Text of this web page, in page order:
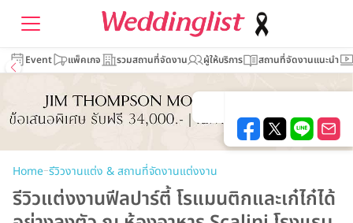
Event แพ็คเกจ รวมสถานที่จัดงาน ผู้ให้บริการ สถานที่จัดงานแนะนำ
Home–รีวิวงานแต่ง & สถานที่จัดงานแต่งงาน
รีวิวแต่งงานฟีลปาร์ตี้ โรแมนติกและเก๋ไก๋ได้